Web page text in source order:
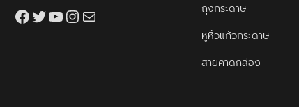
Facebook
Twitter
YouTube
Instagram
thaiprintshop.aw@gmail.com
ถุงกระดาษ
หูหิ้วแก้วกระดาษ
สายคาดกล่อง